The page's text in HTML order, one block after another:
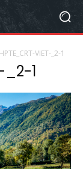
VIET-_2-1
_2-1